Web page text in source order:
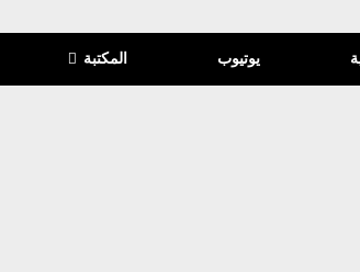
يوتيوب المكتبة